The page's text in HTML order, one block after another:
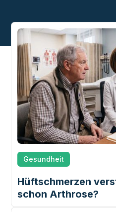
Gesundheit
Hüftschmerzen
schon Arthrose?